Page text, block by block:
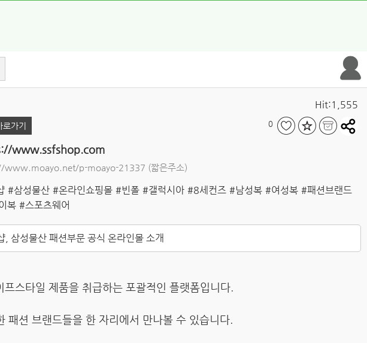
Hit:1,555
0
가기
www.ssfshop.com
www.moayo.net/p-moayo-21337 (짧은주소)
#삼성물산 #온라인쇼핑몰 #빈폴 #갤럭시아 #8세컨즈 #남성복 #여성복 #패션브랜드
복 #스포츠웨어
, 삼성물산 패션부문 공식 온라인몰 소개
스타일 제품을 취급하는 포괄적인 플랫폼입니다.
션 브랜드들을 한 자리에서 만나볼 수 있습니다.